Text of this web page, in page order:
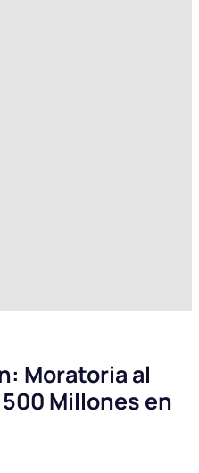
Moratoria al
Millones en